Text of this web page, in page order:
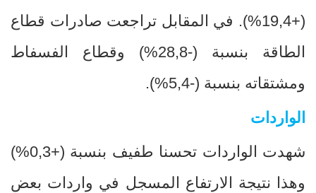
(+19,4
%
). في المقابل تراجعت صادرات قطاع
الطاقة بنسبة (-28,8
%) وقطاع الفسفاط
ومشتقاته بنسبة (-5,4
%
).
الواردات
شهدت الواردات تحسنا طفيف بنسبة (+0,3
(%
وهذا نتيجة الارتفاع المسجل في واردات بعض